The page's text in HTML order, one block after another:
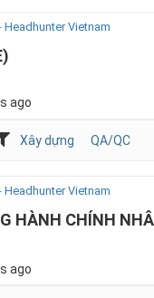
Headhunter Vietnam
ago
Xây dựng QA/QC
Headhunter Vietnam
HÀNH CHÍNH
ago